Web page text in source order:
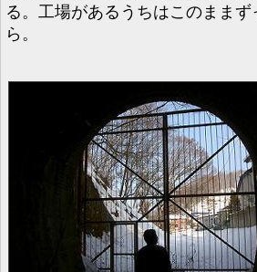
る。工場があるうちはこのまま
ら。